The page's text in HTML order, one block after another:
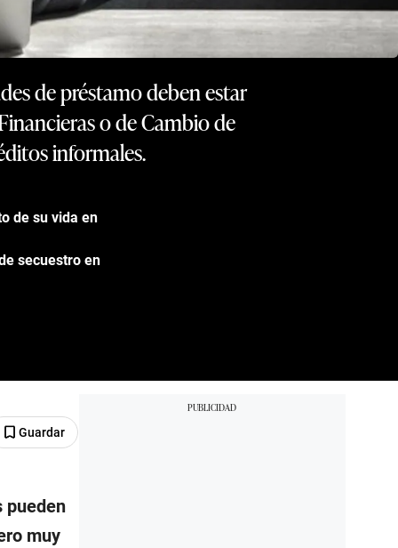
de préstamo deben estar
o de Cambio de
informales.
de su vida en
secuestro en
Guardar
pueden
muy